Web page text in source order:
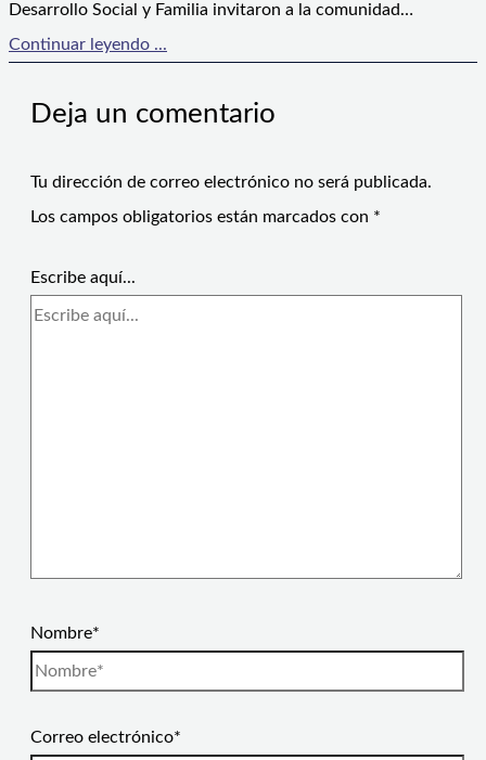
Desarrollo Social y Familia invitaron a la comunidad…
Continuar leyendo ...
Deja un comentario
Tu dirección de correo electrónico no será publicada.
Los campos obligatorios están marcados con *
Escribe aquí...
Nombre*
Correo electrónico*